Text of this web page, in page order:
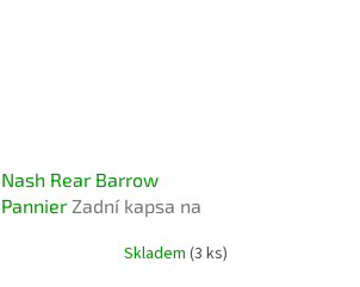
Nash Rear Barrow
Pannier Zadní kapsa na
Skladem(3 ks)